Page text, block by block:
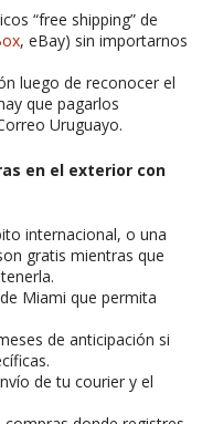
“free shipping” de
, eBay) sin importarnos
luego de reconocer el
que pagarlos
Uruguayo.
en el exterior con
internacional, o una
gratis mientras que
Miami que permita
de anticipación si
de tu courier y el